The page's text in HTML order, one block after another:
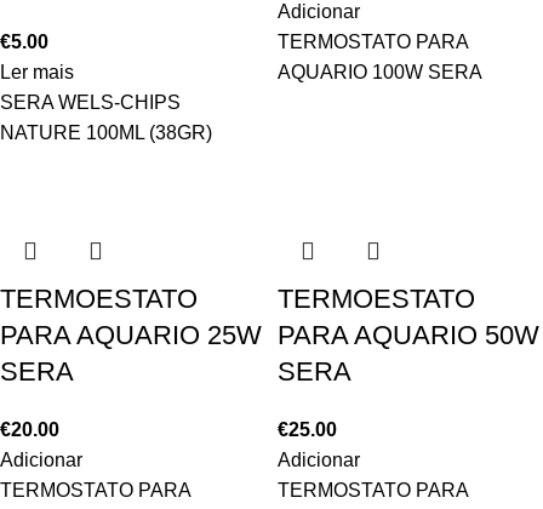
€5.00
Ler mais
SERA WELS-CHIPS
NATURE 100ML (38GR)
Adicionar
TERMOSTATO PARA
AQUARIO 100W SERA
TERMOESTATO
PARA AQUARIO 25W
SERA
€20.00
Adicionar
TERMOSTATO PARA
TERMOESTATO
PARA AQUARIO 50W
SERA
€25.00
Adicionar
TERMOSTATO PARA